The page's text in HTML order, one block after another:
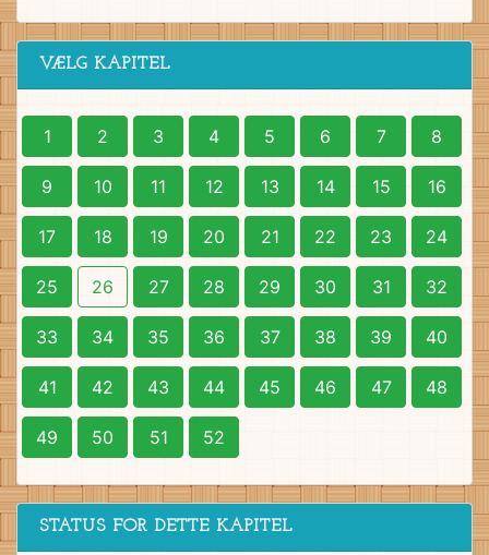
VÆLG KAPITEL
1 2 3 4 5 6 7 8
9 10 11 12 13 14 15 16
17 18 19 20 21 22 23 24
25 26 27 28 29 30 31 32
33 34 35 36 37 38 39 40
41 42 43 44 45 46 47 48
49 50 51 52
STATUS FOR DETTE KAPITEL